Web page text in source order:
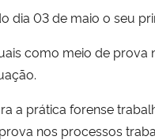
dia 03 de maio o seu
como meio de
a prática forense
nos processos